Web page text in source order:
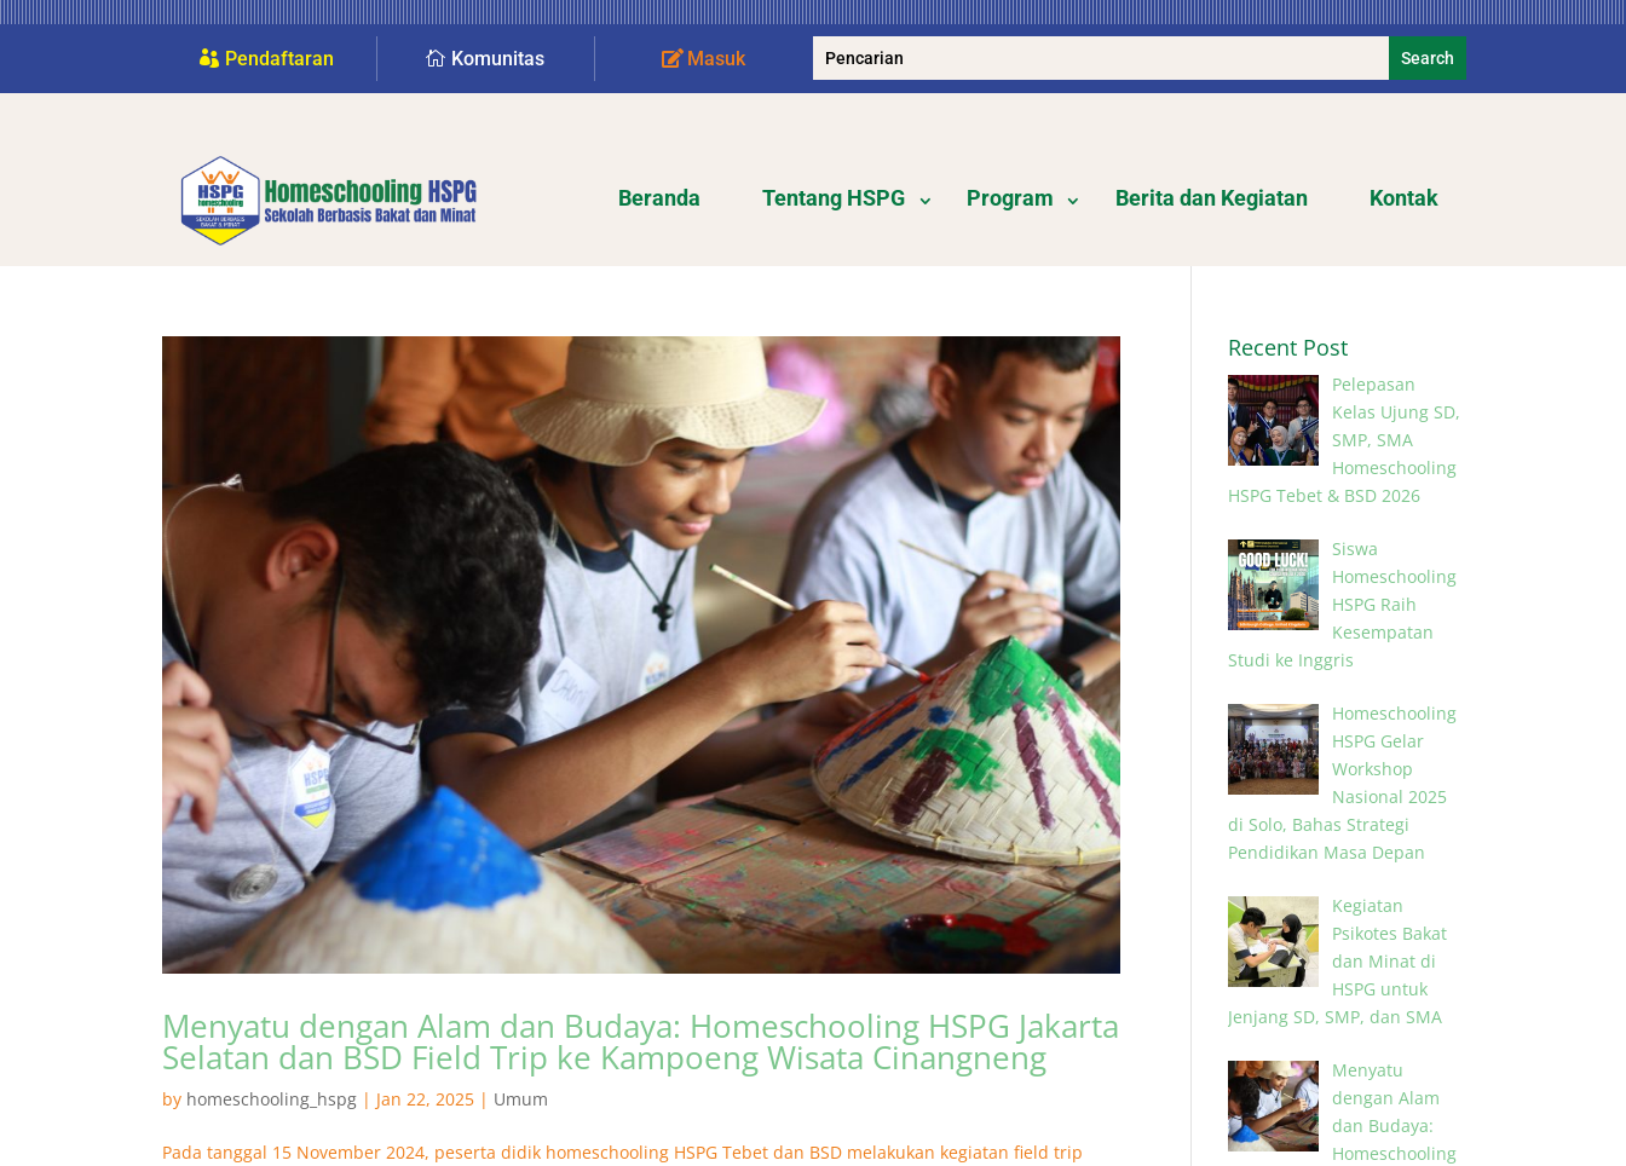
Pendaftaran Komunitas Masuk
Beranda Tentang HSPG Program Berita dan Kegiatan Kontak
Menyatu dengan Alam dan Budaya: Homeschooling HSPG Jakarta
Selatan dan BSD Field Trip ke Kampoeng Wisata Cinangneng
by homeschooling_hspg | Jan 22, 2025 | Umum
Pada tanggal 15 November 2024, peserta didik homeschooling HSPG Tebet dan BSD melakukan kegiatan field trip
Recent Post
Pelepasan
Kelas Ujung SD,
SMP, SMA
Homeschooling
HSPG Tebet & BSD 2026
Siswa
Homeschooling
HSPG Raih
Kesempatan
Studi ke Inggris
Homeschooling
HSPG Gelar
Workshop
Nasional 2025
di Solo, Bahas Strategi
Pendidikan Masa Depan
Kegiatan
Psikotes Bakat
dan Minat di
HSPG untuk
Jenjang SD, SMP, dan SMA
Menyatu
dengan Alam
dan Budaya:
Homeschooling